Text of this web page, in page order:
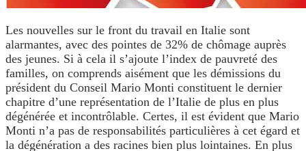
Les nouvelles sur le front du travail en Italie sont
alarmantes, avec des pointes de 32% de chômage auprès
des jeunes. Si à cela il s’ajoute l’index de pauvreté des
familles, on comprends aisément que les démissions du
président du Conseil Mario Monti constituent le dernier
chapitre d’une représentation de l’Italie de plus en plus
dégénérée et incontrôlable. Certes, il est évident que Mario
Monti n’a pas de responsabilités particulières à cet égard et
la dégénération a des racines bien plus lointaines. En plus